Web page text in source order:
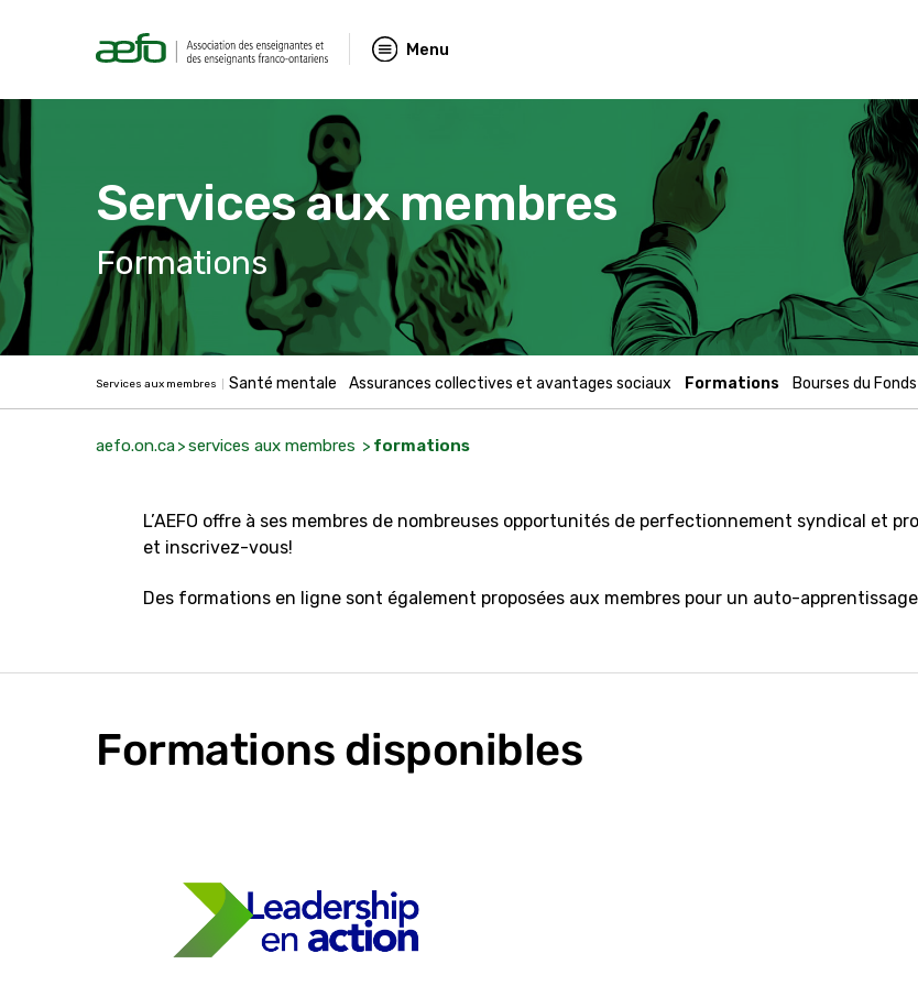
Menu
Services aux membres
Formations
Services aux membres Santé mentale Assurances collectives et avantages sociaux Formations Bourses du Fonds
aefo.on.ca services aux membres formations
L’AEFO offre à ses membres de nombreuses opportunités de perfectionnement syndical et
et inscrivez-vous!
Des formations en ligne sont également proposées aux membres pour un auto-
Formations disponibles